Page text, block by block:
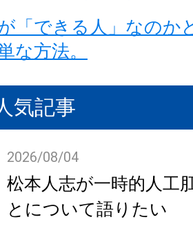
「できる人」なのか
な方法。
気記事
2026/08/04
松本人志が一時的人工
とについて語りたい